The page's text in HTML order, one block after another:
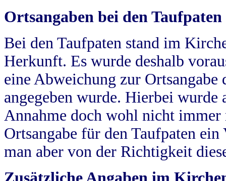
Ortsangaben bei den Taufpaten
Bei den Taufpaten stand im
Herkunft. Es wurde deshalb
eine Abweichung zur
angegeben wurde. Hierbei wurde
Annahme doch wohl nicht
Ortsangabe für den Taufpaten
man aber von der Richtigkeit